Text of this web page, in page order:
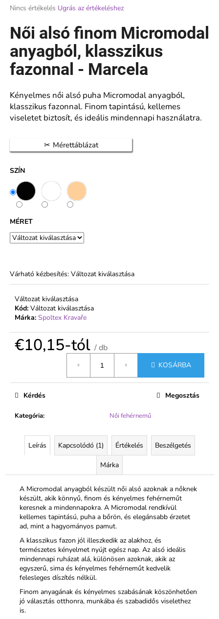
A
átlagos
értékelése
ből
0,0
csillag.
Nincs értékelés Ugrás az értékeléshez
Női alsó finom Micromodal
anyagból, klasszikus
fazonnal - Marcela
Kényelmes női alsó puha Micromodal anyagból,
klasszikus fazonnal. Finom tapintású, kellemes
viseletet biztosít, és ideális mindennapi használatra.
Mérettáblázat
SZÍN
MÉRET
Várható kézbesítés: Változat kiválasztása
Változat kiválasztása
Kód: Változat kiválasztása
Márka: Spoltex Kravaře
€10,15-tól / db
KOSÁRBA
Kategória: Női fehérnemű
Kérdés Megosztás
Leírás Kapcsolódó (1) Értékelés Beszélgetés
Márka
A Micromodal anyagból készült női alsó azoknak a nőknek
készült, akik könnyű, finom és kényelmes fehérneműt
keresnek a mindennapokra. A Micromodal rendkívül
kellemes tapintású, puha a bőrön, és elegánsabb érzetet
ad, mint a hagyományos pamut.
A klasszikus fazon jól illeszkedik az alakhoz, és
természetes kényelmet nyújt egész nap. Az alsó ideális
mindennapi ruházat alá, különösen azoknak, akik az
egyszerű, sima és kényelmes fehérneműt kedvelik
felesleges díszítés nélkül.
Finom anyagának és kényelmes szabásának köszönhetően
jó választás otthonra, munkába és szabadidős viselethez
is.
A
j
á
n
l
u
k
HARISNYANADRÁG
20
NAGY
BETÉTTEL
140
CM
VETERNICA
MAX